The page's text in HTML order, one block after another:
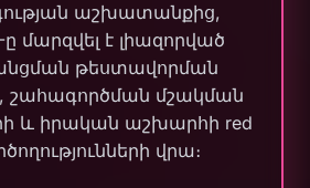
աշխատանքից,
ը մարզվել է լիազորված
թեստավորման
շահագործման մշակման
և իրական աշխարհի red
վրա։